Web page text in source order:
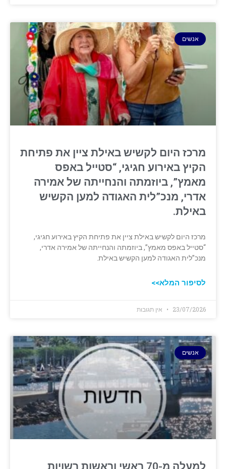
אנשים
מרכז היום לקשיש באילת ציין את פתיחת
הקיץ באירוע חגיגי, “סטייל באפס
מאמץ”, ביוזמתה והנחייתה של אמירה
אדרי, מנכ”לית האגודה למען הקשיש
באילת.
מרכז היום לקשיש באילת ציין את פתיחת הקיץ באירוע חגיגי,
“סטייל באפס מאמץ”, ביוזמתה והנחייתה של אמירה אדרי,
מנכ”לית האגודה למען הקשיש באילת.
לסיפור המלא>>
23/07/2026 אין תגובות
אנשים
למעלה מ-70 ראשי וראשות רשויות